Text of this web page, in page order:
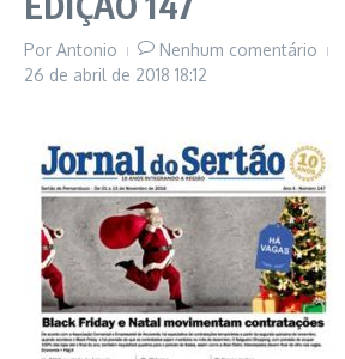
Por Antonio
Nenhum comentário
26 de abril de 2018 18:12